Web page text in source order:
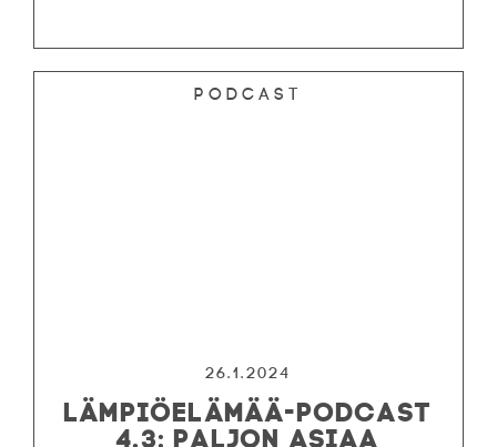
Podcast
26.1.2024
LÄMPIÖELÄMÄÄ-PODCAST
4.3: PALJON ASIAA